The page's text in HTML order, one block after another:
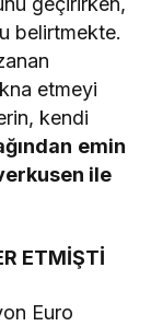
belirtmekte.
etmeyi
kendi
emin
ile
ETMİŞTİ
Euro